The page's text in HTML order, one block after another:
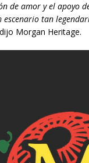
de amor y el apoyo
tan
Morgan Heritage.